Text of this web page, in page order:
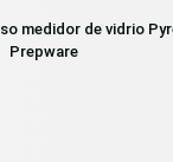
medidor de vidrio
Prepware